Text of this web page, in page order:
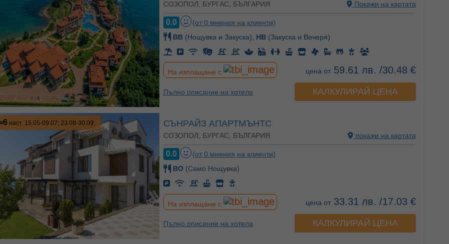
СОЗОПОЛ, БУРГАС, БЪЛГАРИЯ Покажи на картата
0.0
(от 0 мнения на клиенти)
BB(Нощувка и Закуска), HB(Закуска и Вечеря)
цена от59.61 лв. /30.48 €
На изплащане с
Пълно описание на хотела КАЛКУЛИРАЙ ЦЕНА
наст. 15.05-09.07; 23.08-30.09; СЪНРАЙЗ АПАРТМЪНТС
СОЗОПОЛ, БУРГАС, БЪЛГАРИЯ покажи на картата
0.0
(от 0 мнения на клиенти)
BO (Само Нощувка)
цена от33.31 лв. /17.03 €
На изплащане с
Пълно описание на хотела КАЛКУЛИРАЙ ЦЕНА